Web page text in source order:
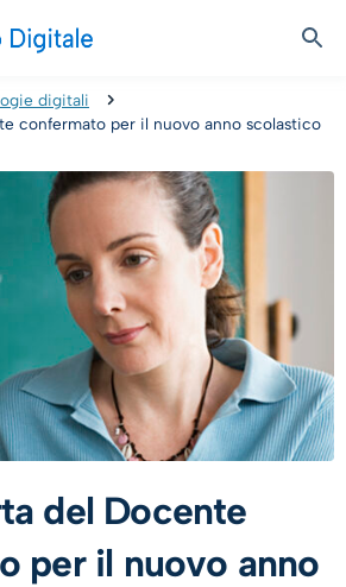
digitali
confermato per il nuovo anno scolastico
del Docente
per il nuovo anno